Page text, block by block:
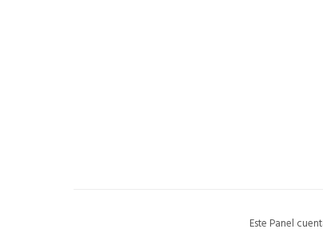
Este Panel